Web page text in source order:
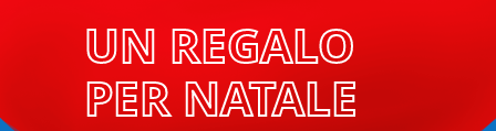
UN REGALO
PER NATALE